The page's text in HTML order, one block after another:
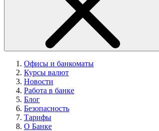
Офисы и банкоматы
Курсы валют
Новости
Работа в банке
Блог
Безопасность
Тарифы
О Банке